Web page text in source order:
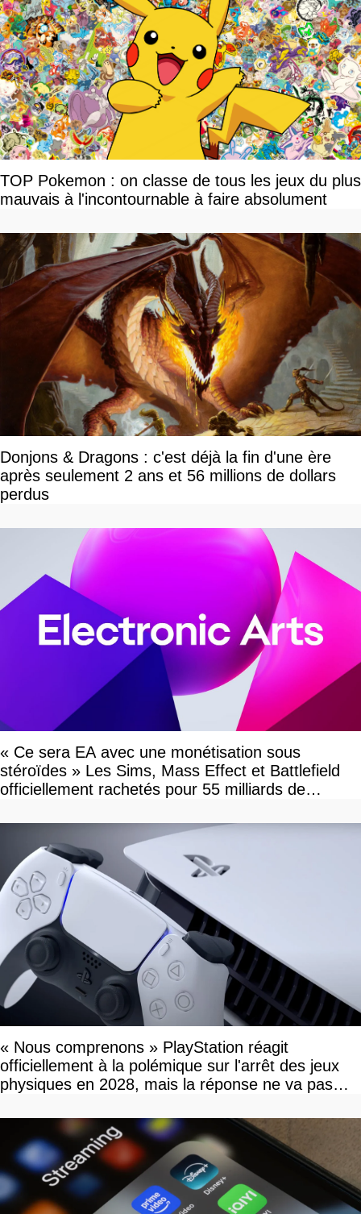
TOP Pokemon : on classe de tous les jeux du plus
mauvais à l'incontournable à faire absolument
Donjons & Dragons : c'est déjà la fin d'une ère
après seulement 2 ans et 56 millions de dollars
perdus
« Ce sera EA avec une monétisation sous
stéroïdes » Les Sims, Mass Effect et Battlefield
officiellement rachetés pour 55 milliards de
« Nous comprenons » PlayStation réagit
officiellement à la polémique sur l'arrêt des jeux
physiques en 2028, mais la réponse ne va pas